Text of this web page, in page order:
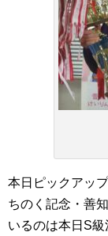
本日ピックアッ
ちのく記念・善
いるのは本日S